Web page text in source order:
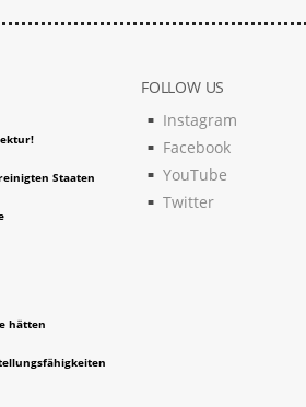
Staaten
hätten
FOLLOW US
Instagram
Facebook
YouTube
Twitter